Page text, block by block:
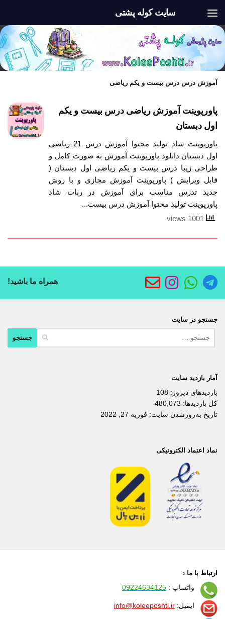
سایت کوله پشتی
آموزش درس درس بیست و یکم ریاضی
پاورپوینت آموزش ریاضی درس بیست و یکم
اول دبستان
پاورپوینت شاد تولید محتوا آموزش درس 21 ریاضی
اول دبستان دانلود پاورپوینت آموزش به صورت کامل و
طراحی زیبا درس بیست و یکم ریاضی اول دبستان (
قابل ویرایش ) پاورپوینت آموزش مجازی و با روش
جدید تدرس مناسب برای آموزش در ربات شاد
پاورپوینت تولید محتوا آموزش درس بیست...
همراه ما باشید!
جستجو در سایت
آمار بازدید سایت
بازدیدهای دیروز: 108
کل بازدیدها: 480,073
تاریخ به‌روزشدن سایت: فوریه 27, 2022
نماد اعتماد الکترونیکی
ارتباط با ما :
واتساپ : 09224634125
ایمیل: info@koleeposhti.ir